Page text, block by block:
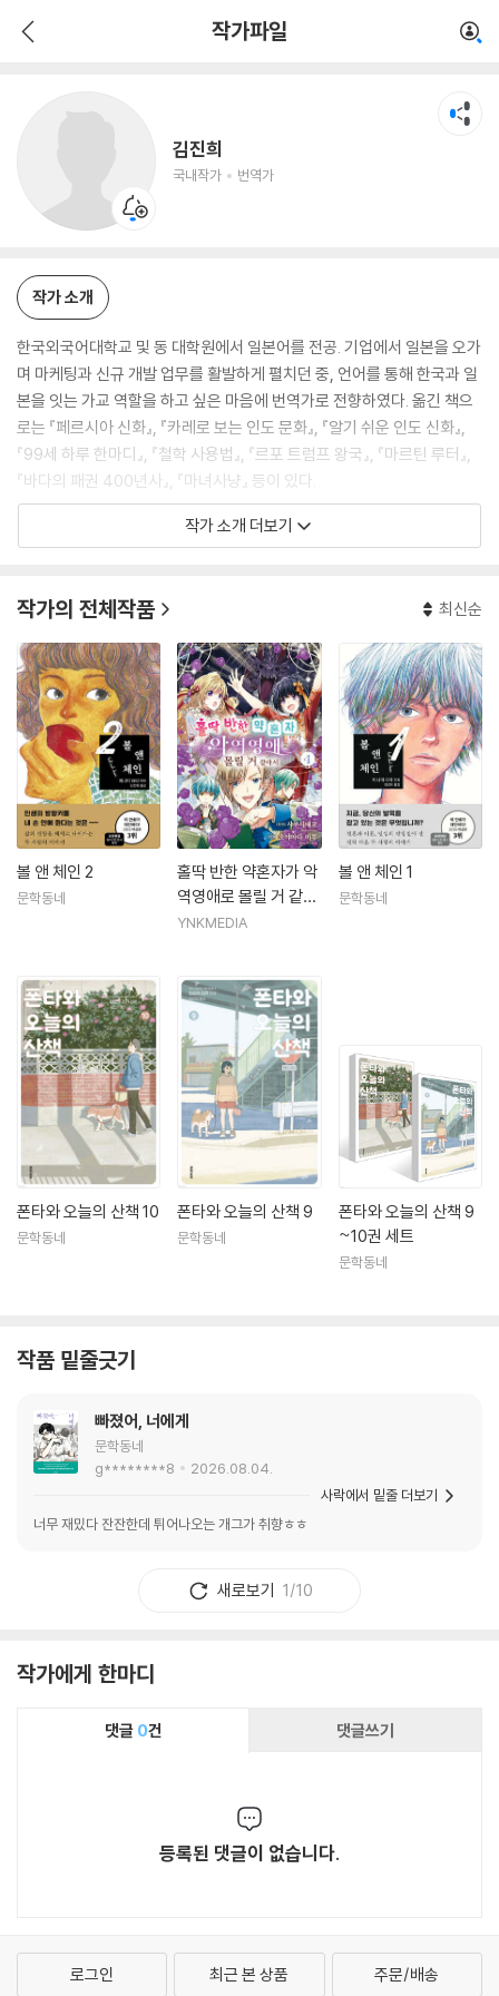
작가파일
김진희
국내작가 번역가
작가 소개
한국외국어대학교 및 동 대학원에서 일본어를 전공. 기업에서 일본을 오가
며 마케팅과 신규 개발 업무를 활발하게 펼치던 중, 언어를 통해 한국과 일
본을 잇는 가교 역할을 하고 싶은 마음에 번역가로 전향하였다. 옮긴 책으
로는 『페르시아 신화』, 『카레로 보는 인도 문화』, 『알기 쉬운 인도 신화』,
『99세 하루 한마디』, 『철학 사용법』, 『르포 트럼프 왕국』, 『마르틴 루터』,
『바다의 패권 400년사』, 『마녀사냥』 등이 있다.
작가 소개 더보기
작가의 전체작품 최신순
볼 앤 체인 2
문학동네
홀딱 반한 약혼자가 악
역영애로 몰릴 거 같아
서 4
YNKMEDIA
볼 앤 체인 1
문학동네
폰타와 오늘의 산책 10
문학동네
폰타와 오늘의 산책 9
문학동네
폰타와 오늘의 산책 9
~10권 세트
문학동네
작품 밑줄긋기
빠졌어, 너에게
문학동네
g********8
2026.08.04.
너무 재밌다 잔잔한데 튀어나오는 개그가 취향ㅎㅎ
사락에서 밑줄 더보기
새로보기 1/10
작가에게 한마디
댓글 0건 댓글쓰기
등록된 댓글이 없습니다.
로그인 최근 본 상품 주문/배송